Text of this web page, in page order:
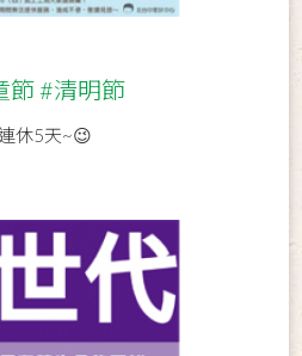
節 #清明節
休5天~😉